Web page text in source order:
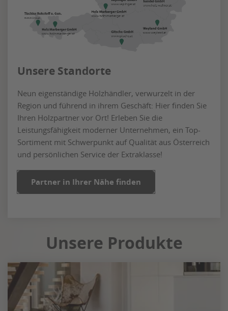
Unsere Standorte
Neun eigenständige Holzhändler, verwurzelt in der
Region und führend in ihrem Geschäft: Hier finden Sie
Ihren Holzpartner vor Ort! Erleben Sie die
Leistungsfähigkeit moderner Unternehmen, ein Top-
Sortiment mit Schwerpunkt auf Qualität aus Österreich
und persönlichen Service der Extraklasse!
Partner in Ihrer Nähe finden
Unsere Produkte